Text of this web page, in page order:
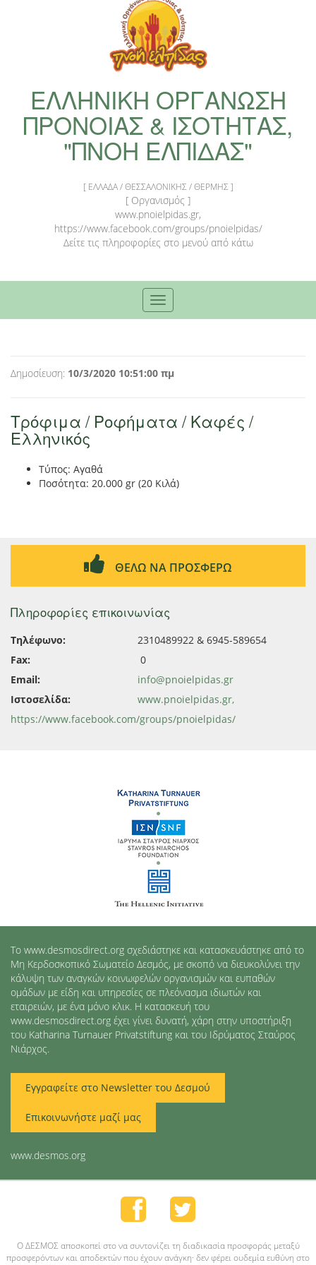
ΕΛΛΗΝΙΚΗ ΟΡΓΑΝΩΣΗ
ΠΡΟΝΟΙΑΣ & ΙΣΟΤΗΤΑΣ,
"ΠΝΟΗ ΕΛΠΙΔΑΣ"
[ ΕΛΛΑΔΑ / ΘΕΣΣΑΛΟΝΙΚΗΣ / ΘΕΡΜΗΣ ]
[ Οργανισμός ]
www.pnoielpidas.gr,
https://www.facebook.com/groups/pnoielpidas/
Δείτε τις πληροφορίες στο μενού από κάτω
Toggle
navigation
Δημοσίευση: 10/3/2020 10:51:00 πμ
Τρόφιμα / Ροφήματα / Καφές /
Ελληνικός
Τύπος: Αγαθά
Ποσότητα: 20.000 gr (20 Κιλά)
ΘΕΛΩ ΝΑ ΠΡΟΣΦΕΡΩ
Πληροφορίες επικοινωνίας
Τηλέφωνο:
2310489922 & 6945-589654
Fax:
0
Email:
info@pnoielpidas.gr
Ιστοσελίδα:
www.pnoielpidas.gr,
https://www.facebook.com/groups/pnoielpidas/
Το www.desmosdirect.org σχεδιάστηκε και κατασκευάστηκε από το
Μη Κερδοσκοπικό Σωματείο Δεσμός, με σκοπό να διευκολύνει την
κάλυψη των αναγκών κοινωφελών οργανισμών και ευπαθών
ομάδων με είδη και υπηρεσίες σε πλεόνασμα ιδιωτών και
εταιρειών, με ένα μόνο κλικ. Η κατασκευή του
www.desmosdirect.org έχει γίνει δυνατή, χάρη στην υποστήριξη
του Katharina Turnauer Privatstiftung και του Ιδρύματος Σταύρος
Νιάρχος.
Εγγραφείτε στο Newsletter του Δεσμού
Επικοινωνήστε μαζί μας
www.desmos.org
O ΔΕΣΜΟΣ αποσκοπεί στο να συντονίζει τη διαδικασία προσφοράς μεταξύ
προσφερόντων και αποδεκτών που έχουν ανάγκη· δεν φέρει ουδεμία ευθύνη στο